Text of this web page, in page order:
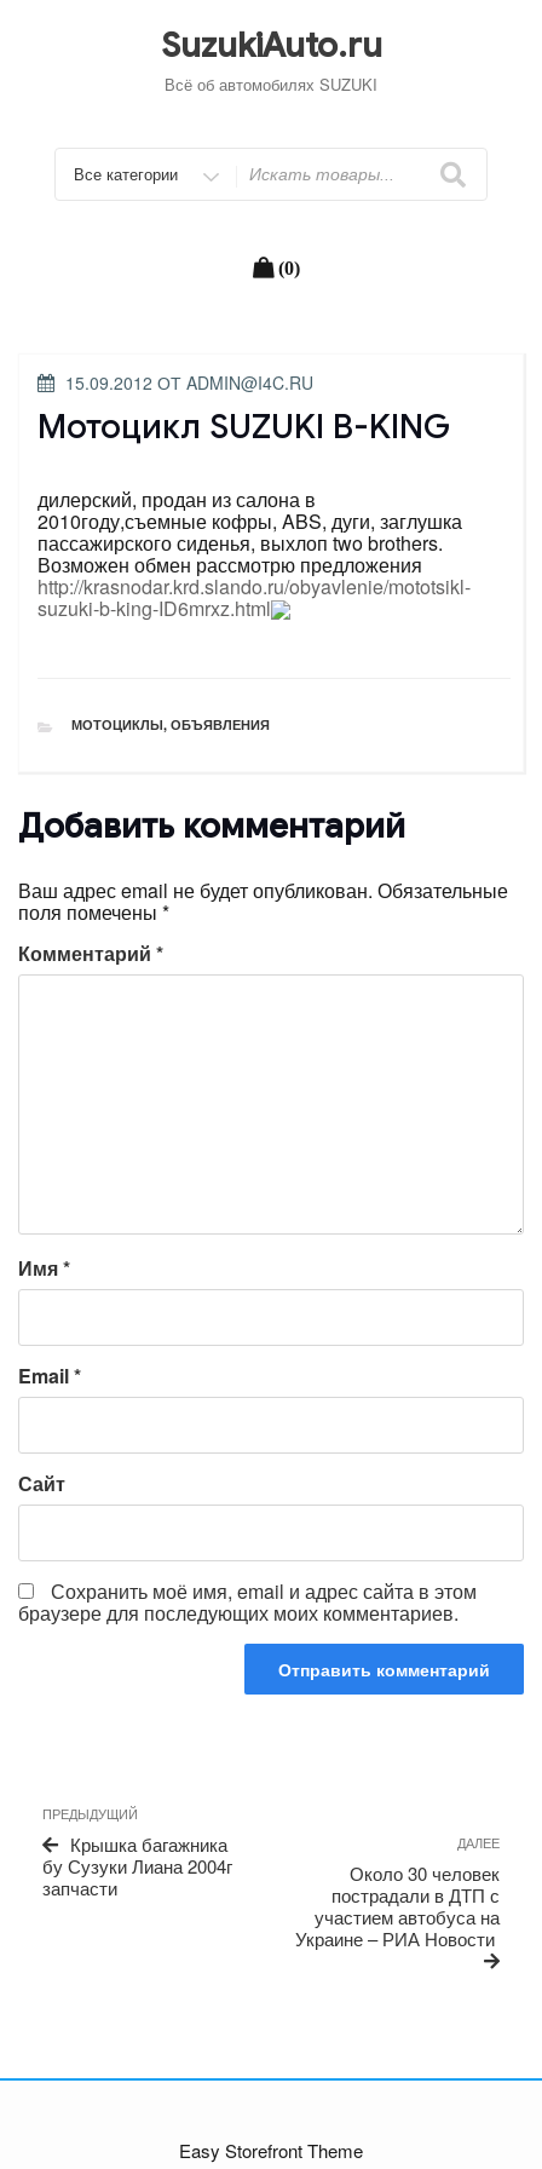
SuzukiAuto.ru
Всё об автомобилях SUZUKI
Искать
(0)
ОПУБЛИКОВАНО
15.09.2012 ОТ ADMIN@I4C.RU
Мотоцикл SUZUKI B-KING
дилерский, продан из салона в
2010году,съемные кофры, ABS, дуги, заглушка
пассажирского сиденья, выхлоп two brothers.
Возможен обмен рассмотрю предложения
http://krasnodar.krd.slando.ru/obyavlenie/mototsikl-
suzuki-b-king-ID6mrxz.html
РУБРИКИ
МОТОЦИКЛЫ, ОБЪЯВЛЕНИЯ
Добавить комментарий
Ваш адрес email не будет опубликован. Обязательные
поля помечены *
Комментарий *
Имя*
Email*
Сайт
Сохранить моё имя, email и адрес сайта в этом
браузере для последующих моих комментариев.
по
записям
Предыдущая
запись
ПРЕДЫДУЩИЙ
Крышка багажника
бу Сузуки Лиана 2004г
запчасти
ДАЛЕЕ
Около 30 человек
пострадали в ДТП с
участием автобуса на
Украине – РИА Новости
Easy Storefront Theme